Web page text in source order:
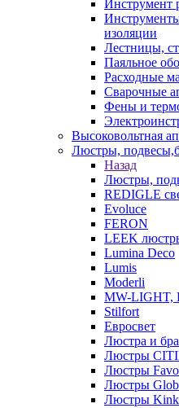
Инструмент
изоляции
Лестницы,
Паяльное
Расходные
Сварочные
Фены и
Высоковольтная
Люстры,
Назад
Люстры,
REDIGLE
Evoluce
FERON
LEEK
Lumina Deco
Lumis
Moderli
MW-LIGHT,
Stilfort
Евросвет
Люстра и
Люстры
Люстры
Люстры
Люстры